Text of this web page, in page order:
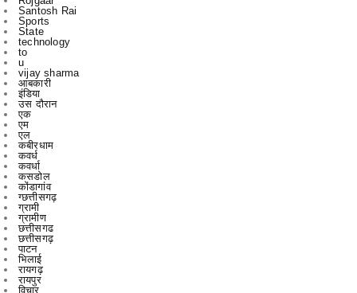
to
u
vijay sharma
आबकारी
इंडिया
उस दौरान
एक
एम
एल
कबीरधाम
कवर्ध
कवर्धा
कसडोल
कोंडागांव
ग्छत्तीसगढ़
ग्रामी
ग्रामीण
छत्तीसगढ
छत्तीसगढ़
पाटन
भिलाई
रायगढ़
रायपुर
विचार
विचार मंथन
विचारमंथन
शहर
शहरChhattisgarrh